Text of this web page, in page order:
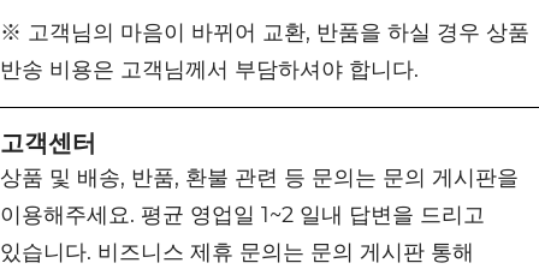
※ 고객님의 마음이 바뀌어 교환, 반품을 하실 경우 상품
반송 비용은 고객님께서 부담하셔야 합니다.
고객센터
상품 및 배송, 반품, 환불 관련 등 문의는 문의 게시판을
이용해주세요. 평균 영업일 1~2 일내 답변을 드리고
있습니다. 비즈니스 제휴 문의는 문의 게시판 통해